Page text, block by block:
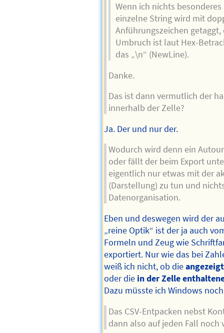
Wenn ich nichts besonderes
einzelne String wird mit
Anführungszeichen
Umbruch ist laut Hex-
das „\n“ (NewLine).
Danke.
Das ist dann vermutlich der
innerhalb der Zelle?
Ja. Der und nur der.
Wodurch wird denn ein
oder fällt der beim Export
eigentlich nur etwas mit der
(Darstellung) zu tun und
Datenorganisation.
Eben und deswegen wird der
„reine Optik“ ist der ja auch
Formeln und Zeug wie
exportiert. Nur wie das bei
weiß ich nicht, ob die
oder die in der Zelle
Dazu müsste ich Windows
Das CSV-Entpacken nebst
dann also auf jeden Fall noch